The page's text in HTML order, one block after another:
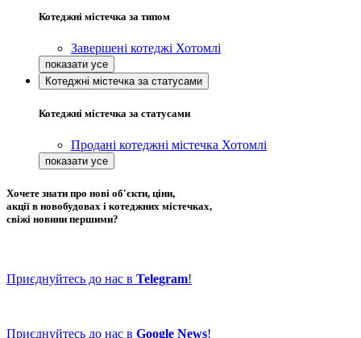
Котеджні містечка за типом
Завершені котеджі Хотомлі
Котеджні містечка за статусами
Котеджні містечка за статусами
Продані котеджні містечка Хотомлі
Хочете знати про нові об'єкти, ціни,
акції в новобудовах і котеджних містечках,
свіжі новини першими?
Приєднуйтесь до нас в Telegram!
Приєднуйтесь до нас в Google News!